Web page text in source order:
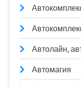
Автолайн,
Автомагия